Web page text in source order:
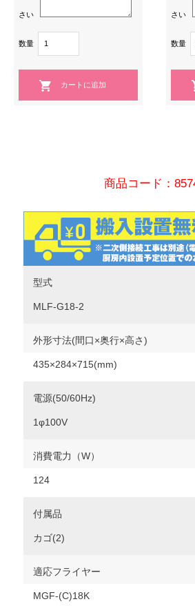
さい
数量
さい
数量
商品コード：
型式
MLF-G18-2
外形寸法(間口×奥行×高さ)
435×284×715(mm)
電源(50/60Hz)
1φ100V
消費電力（W）
124
付属品
カゴ(2)
適応フライヤー
MGF-(C)18K